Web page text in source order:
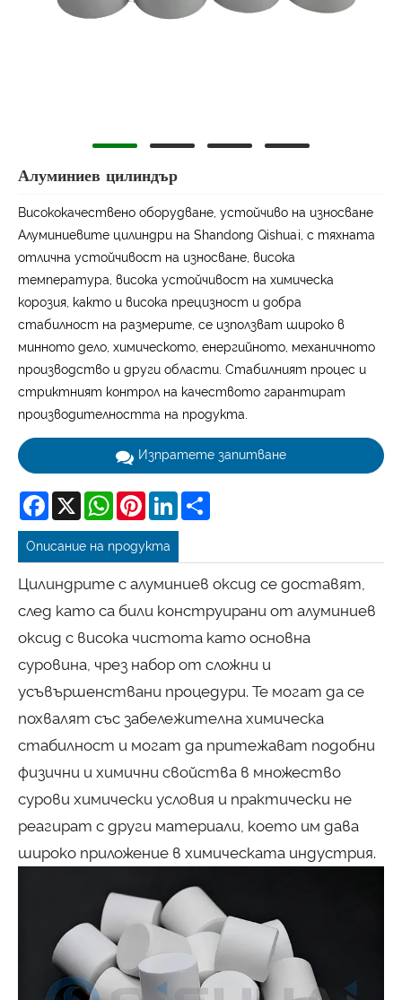
Алуминиев цилиндър
Висококачествено оборудване, устойчиво на износване
Алуминиевите цилиндри на Shandong Qishuai, с тяхната
отлична устойчивост на износване, висока
температура, висока устойчивост на химическа
корозия, както и висока прецизност и добра
стабилност на размерите, се използват широко в
минното дело, химическото, енергийното, механичното
производство и други области. Стабилният процес и
стриктният контрол на качеството гарантират
производителността на продукта.
Изпратете запитване
Facebook
X WhatsAppPinterestLinkedIn
Описание на продукта
Цилиндрите с алуминиев оксид се доставят,
след като са били конструирани от алуминиев
оксид с висока чистота като основна
суровина, чрез набор от сложни и
усъвършенствани процедури. Те могат да се
похвалят със забележителна химическа
стабилност и могат да притежават подобни
физични и химични свойства в множество
сурови химически условия и практически не
реагират с други материали, което им дава
широко приложение в химическата индустрия.